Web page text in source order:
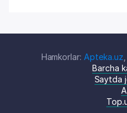
Hamkorlar: Apteka.uz
Barcha
Saytda